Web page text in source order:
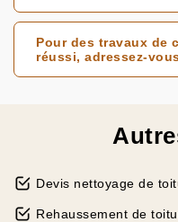
Pour des travaux de
réussi, adressez-
Devis nettoyage de
Rehaussement de